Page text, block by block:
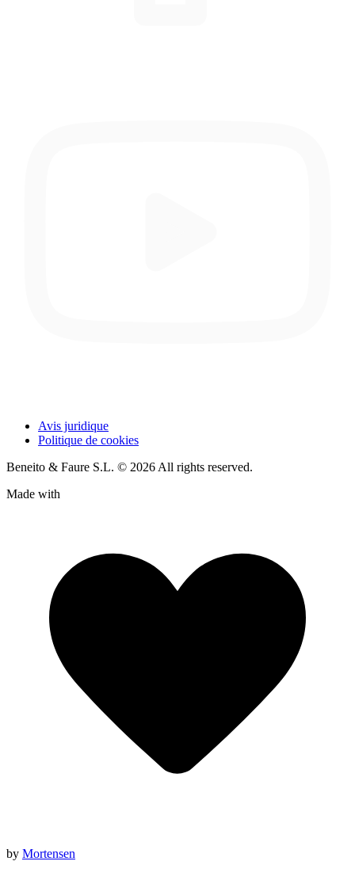
Avis juridique
Politique de cookies
Beneito & Faure S.L. © 2026 All rights reserved.
Made with
by Mortensen